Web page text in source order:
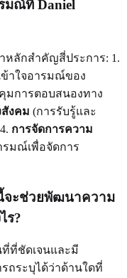
มณ์ที่ Daniel
าหลักสำคัญสี่ประการ: 1.
าใจอารมณ์ของ
มการตอบสนองทาง
งคม (การรับรู้และ
การจัดการความ
มณ์เพื่อจัดการ
จะช่วยพัฒนาความ
ร?
ที่ที่ชัดเจนและมี
ถระบุได้ว่าด้านใดที่